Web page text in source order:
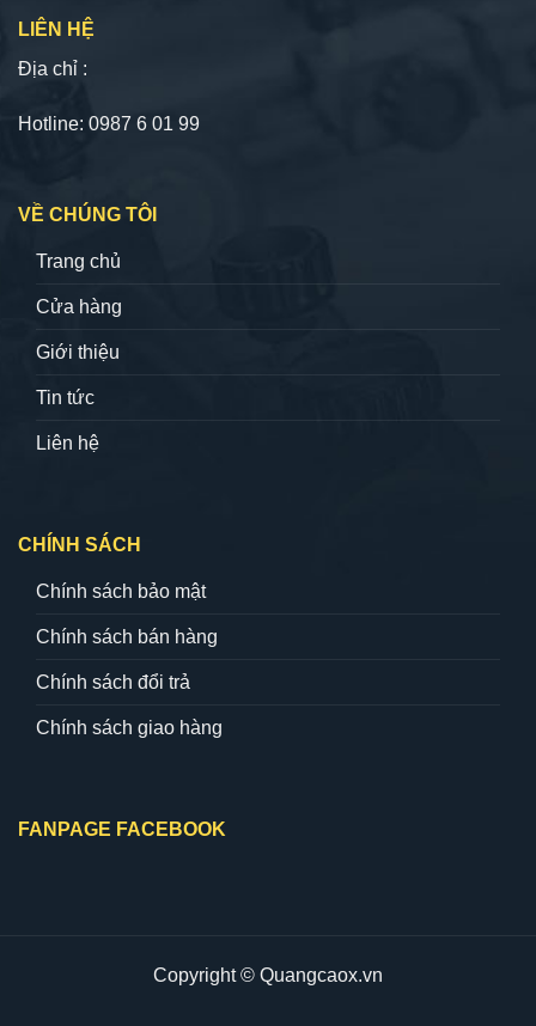
LIÊN HỆ
Địa chỉ :
Hotline: 0987 6 01 99
VỀ CHÚNG TÔI
Trang chủ
Cửa hàng
Giới thiệu
Tin tức
Liên hệ
CHÍNH SÁCH
Chính sách bảo mật
Chính sách bán hàng
Chính sách đổi trả
Chính sách giao hàng
FANPAGE FACEBOOK
Copyright © Quangcaox.vn